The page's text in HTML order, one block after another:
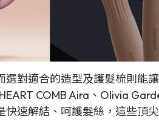
對適合的造型及護髮梳則能
COMB Aira、Olivia
速解結、呵護髮絲，這些頂